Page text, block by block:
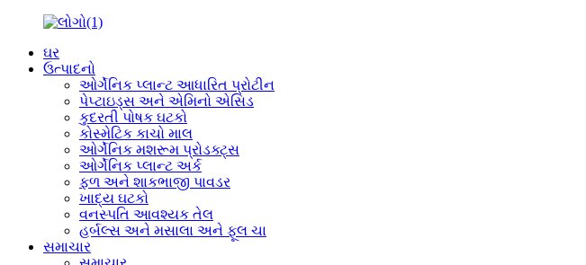
ઘર
ઉત્પાદનો
ઓર્ગેનિક પ્લાન્ટ આધારિત પ્રોટીન
પેપ્ટાઇડ્સ અને એમિનો એસિડ
કુદરતી પોષક ઘટકો
કોસ્મેટિક કાચો માલ
ઓર્ગેનિક મશરૂમ પ્રોડક્ટ્સ
ઓર્ગેનિક પ્લાન્ટ અર્ક
ફળ અને શાકભાજી પાવડર
ખાદ્ય ઘટકો
વનસ્પતિ આવશ્યક તેલ
હર્બલ્સ અને મસાલા અને ફૂલ ચા
સમાચાર